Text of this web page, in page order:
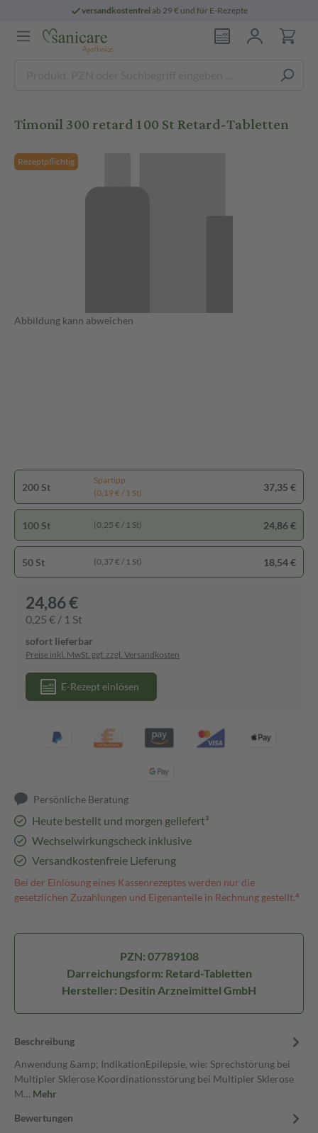
versandkostenfreiab 29 € und für E-Rezepte
Timonil 300 retard 100 St Retard-Tabletten
Rezeptpflichtig
Abbildung kann abweichen
200 St
Spartipp
(0,19 € / 1 St)
37,35 €
100 St (0,25 € / 1 St) 24,86 €
50 St (0,37 € / 1 St) 18,54 €
24,86 €
0,25 € / 1 St
sofort lieferbar
Preise inkl. MwSt. ggf. zzgl. Versandkosten
E-Rezept einlösen
Persönliche Beratung
Heute bestellt und morgen geliefert³
Wechselwirkungscheck inklusive
Versandkostenfreie Lieferung
Bei der Einlösung eines Kassenrezeptes werden nur die
gesetzlichen Zuzahlungen und Eigenanteile in Rechnung gestellt.⁴
PZN: 07789108
Darreichungsform: Retard-Tabletten
Hersteller: Desitin Arzneimittel GmbH
Beschreibung
Anwendung &amp; IndikationEpilepsie, wie: Sprechstörung bei
Multipler Sklerose Koordinationsstörung bei Multipler Sklerose
M… Mehr
Bewertungen